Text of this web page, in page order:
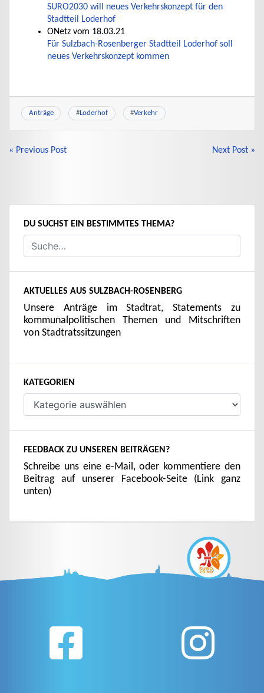
SURO2030 will neues Verkehrskonzept für den
Stadtteil Loderhof
ONetz vom 18.03.21
Für Sulzbach-Rosenberger Stadtteil Loderhof soll
neues Verkehrskonzept kommen
Anträge #Loderhof #Verkehr
BEITRAGSNAVIGATION
« Previous Post Next Post »
DU SUCHST EIN BESTIMMTES THEMA?
AKTUELLES AUS SULZBACH-ROSENBERG
Unsere Anträge im Stadtrat, Statements zu
kommunalpolitischen Themen und Mitschriften
von Stadtratssitzungen
KATEGORIEN
Kategorien
FEEDBACK ZU UNSEREN BEITRÄGEN?
Schreibe uns eine e-Mail, oder kommentiere den
Beitrag auf unserer Facebook-Seite (Link ganz
unten)